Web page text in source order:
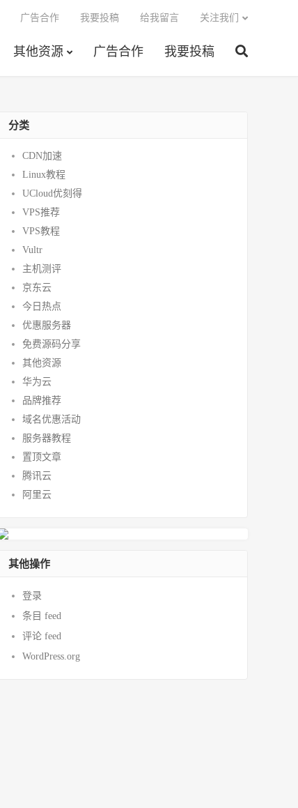
其他资源 广告合作 我要投稿
广告合作 我要投稿 给我留言 关注我们
分类
CDN加速
Linux教程
UCloud优刻得
VPS推荐
VPS教程
Vultr
主机测评
京东云
今日热点
优惠服务器
免费源码分享
其他资源
华为云
品牌推荐
域名优惠活动
服务器教程
置顶文章
腾讯云
阿里云
其他操作
登录
条目 feed
评论 feed
WordPress.org